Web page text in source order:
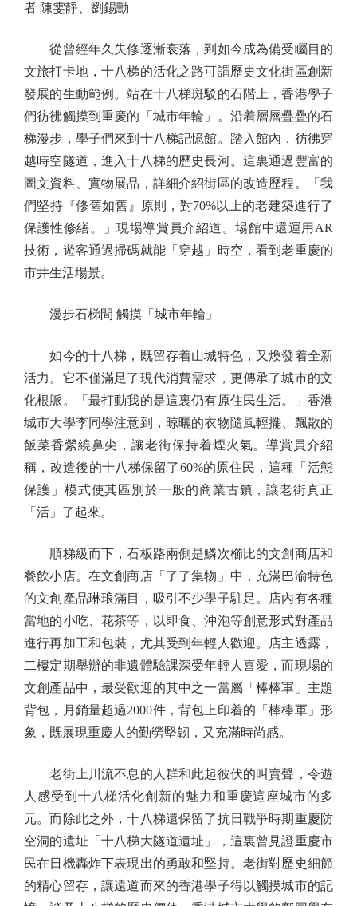
者 陳雯靜、劉錫勳
從曾經年久失修逐漸衰落，到如今成為備受矚目的
文旅打卡地，十八梯的活化之路可謂歷史文化街區創新
發展的生動範例。站在十八梯斑駁的石階上，香港學子
們彷彿觸摸到重慶的「城市年輪」。沿着層層疊疊的石
梯漫步，學子們來到十八梯記憶館。踏入館內，彷彿穿
越時空隧道，進入十八梯的歷史長河。這裏通過豐富的
圖文資料、實物展品，詳細介紹街區的改造歷程。「我
們堅持『修舊如舊』原則，對70%以上的老建築進行了
保護性修繕。」現場導賞員介紹道。場館中還運用AR
技術，遊客通過掃碼就能「穿越」時空，看到老重慶的
市井生活場景。
漫步石梯間 觸摸「城市年輪」
如今的十八梯，既留存着山城特色，又煥發着全新
活力。它不僅滿足了現代消費需求，更傳承了城市的文
化根脈。「最打動我的是這裏仍有原住民生活。」香港
城市大學李同學注意到，晾曬的衣物隨風輕擺、飄散的
飯菜香縈繞鼻尖，讓老街保持着煙火氣。導賞員介紹
稱，改造後的十八梯保留了60%的原住民，這種「活態
保護」模式使其區別於一般的商業古鎮，讓老街真正
「活」了起來。
順梯級而下，石板路兩側是鱗次櫛比的文創商店和
餐飲小店。在文創商店「了了集物」中，充滿巴渝特色
的文創產品琳琅滿目，吸引不少學子駐足。店內有各種
當地的小吃、花茶等，以即食、沖泡等創意形式對產品
進行再加工和包裝，尤其受到年輕人歡迎。店主透露，
二樓定期舉辦的非遺體驗課深受年輕人喜愛，而現場的
文創產品中，最受歡迎的其中之一當屬「棒棒軍」主題
背包，月銷量超過2000件，背包上印着的「棒棒軍」形
象，既展現重慶人的勤勞堅韌，又充滿時尚感。
老街上川流不息的人群和此起彼伏的叫賣聲，令遊
人感受到十八梯活化創新的魅力和重慶這座城市的多
元。而除此之外，十八梯還保留了抗日戰爭時期重慶防
空洞的遺址「十八梯大隧道遺址」，這裏曾見證重慶市
民在日機轟炸下表現出的勇敢和堅持。老街對歷史細節
的精心留存，讓遠道而來的香港學子得以觸摸城市的記